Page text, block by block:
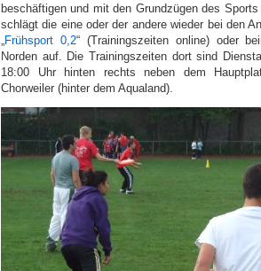
beschäftigen und mit den Grundzügen des
schlägt die eine oder der andere wieder bei den
Frühsport 0,2“ (Trainingszeiten online) oder
Norden auf. Die Trainingszeiten dort sind
18:00 Uhr hinten rechts neben dem
Chorweiler (hinter dem Aqualand).